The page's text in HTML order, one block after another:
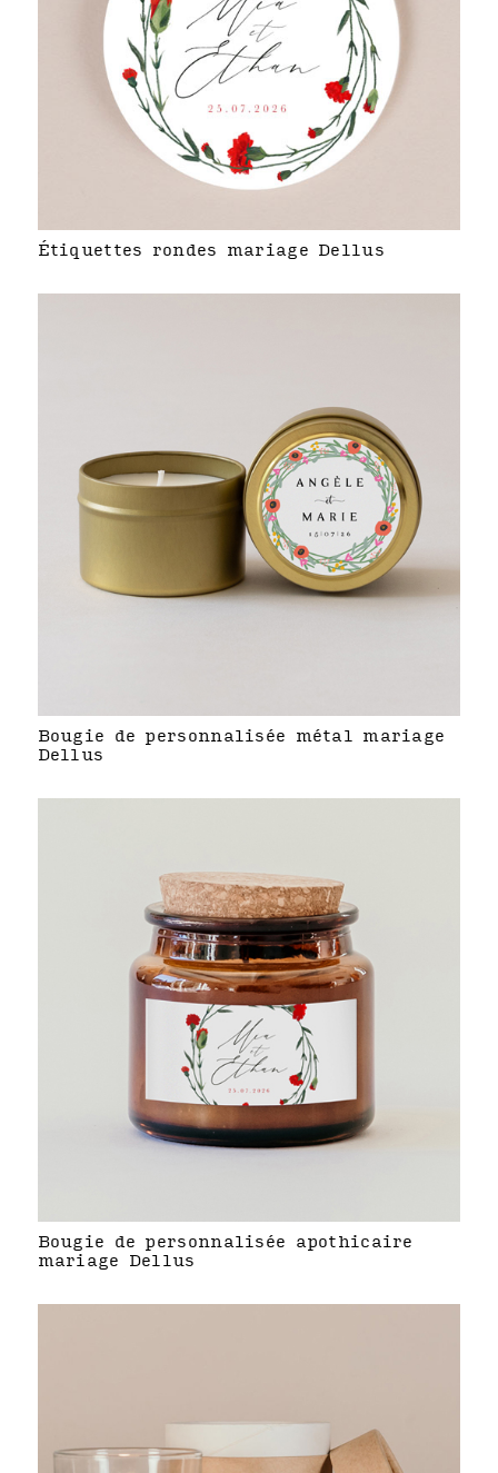
Étiquettes rondes mariage Dellus
Bougie de personnalisée métal mariage
Dellus
Bougie de personnalisée apothicaire
mariage Dellus